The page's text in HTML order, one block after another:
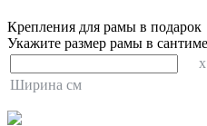
Крепления для рамы в подарок
Укажите размер рамы в
x
Ширина см